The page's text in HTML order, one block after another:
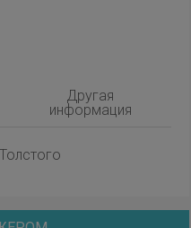
Другая
информация